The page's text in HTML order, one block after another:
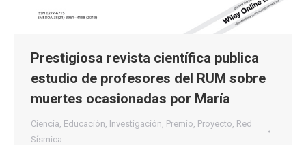
Prestigiosa revista científica publica
estudio de profesores del RUM sobre
muertes ocasionadas por María
Ciencia Educación Investigación Premio Proyecto Red
Sísmica